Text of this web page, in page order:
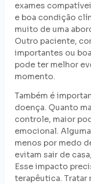
exames
e boa condição
muito de uma
Outro paciente,
importantes ou
pode ter melhor
momento.
Também é
doença. Quanto
controle, maior
emocional.
menos por medo
evitam sair de
Esse impacto
terapêutica. Tratar